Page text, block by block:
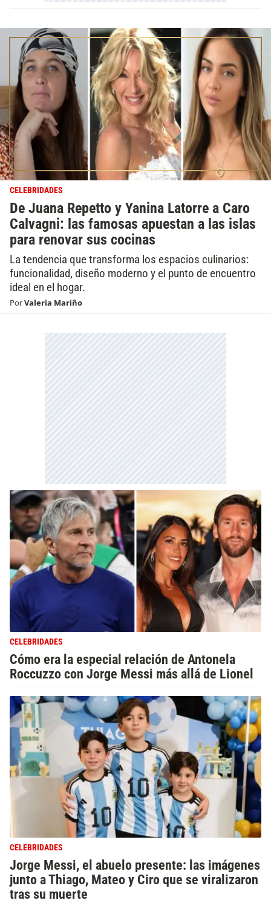
CELEBRIDADES
De Juana Repetto y Yanina Latorre a Caro
Calvagni: las famosas apuestan a las islas
para renovar sus cocinas
La tendencia que transforma los espacios culinarios:
funcionalidad, diseño moderno y el punto de encuentro
ideal en el hogar.
PorValeria Mariño
CELEBRIDADES
Cómo era la especial relación de Antonela
Roccuzzo con Jorge Messi más allá de Lionel
CELEBRIDADES
Jorge Messi, el abuelo presente: las imágenes
junto a Thiago, Mateo y Ciro que se viralizaron
tras su muerte